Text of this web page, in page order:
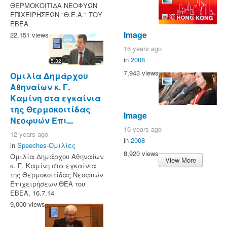
ΘΕΡΜΟΚΟΙΤΙΔΑ ΝΕΟΦΥΩΝ
ΕΠΙΧΕΙΡΗΣΕΩΝ "Θ.Ε.Α." ΤΟΥ
ΕΒΕΑ
22,151 views
5:32
Ομιλία Δημάρχου
Αθηναίων κ. Γ.
Καμίνη στα εγκαίνια
της Θερμοκοιτίδας
Νεοφυών Επι...
12 years ago
in Speeches-Ομιλίες
Ομιλία Δημάρχου Αθηναίων
κ. Γ. Καμίνη στα εγκαίνια
της Θερμοκοιτίδας Νεοφυών
Επιχειρήσεων ΘΕΑ του
ΕΒΕΑ, 16.7.14
9,000 views
Image
16 years ago
in 2008
7,943 views
Image
16 years ago
in 2008
8,920 views
View More